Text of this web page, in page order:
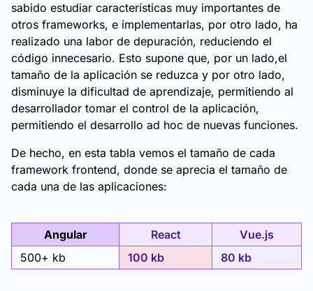
sabido estudiar características muy importantes de
otros frameworks, e implementarlas, por otro lado, ha
realizado una labor de depuración, reduciendo el
código innecesario. Esto supone que, por un lado,el
tamaño de la aplicación se reduzca y por otro lado,
disminuye la dificultad de aprendizaje, permitiendo al
desarrollador tomar el control de la aplicación,
permitiendo el desarrollo ad hoc de nuevas funciones.
De hecho, en esta tabla vemos el tamaño de cada
framework frontend, donde se aprecia el tamaño de
cada una de las aplicaciones:
Angular React
Vue.js
500+ kb
100 kb 80 kb